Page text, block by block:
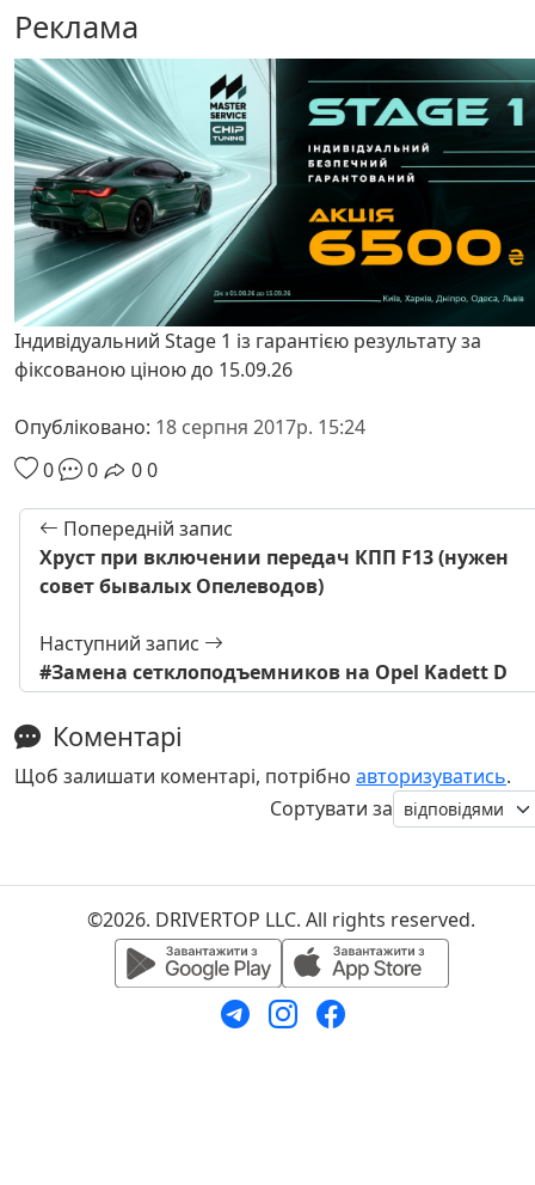
Реклама
Індивідуальний Stage 1 із гарантією результату за
фіксованою ціною до 15.09.26
Опубліковано: 18 серпня 2017р. 15:24
0
0 00
Попередній запис
Хруст при включении передач КПП F13 (нужен
совет бывалых Опелеводов)
Наступний запис
#Замена сетклоподъемников на Opel Kadett D
Коментарі
Щоб залишати коментарі, потрібно авторизуватись.
Сортувати за
©2026. DRIVERTOP LLC. All rights reserved.